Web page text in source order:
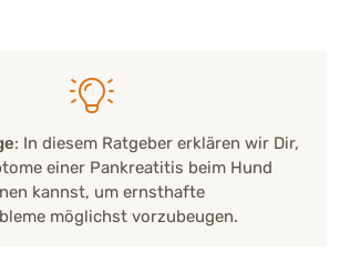
: In diesem Ratgeber erklären wir Dir,
einer Pankreatitis beim Hund
kannst, um ernsthafte
möglichst vorzubeugen.